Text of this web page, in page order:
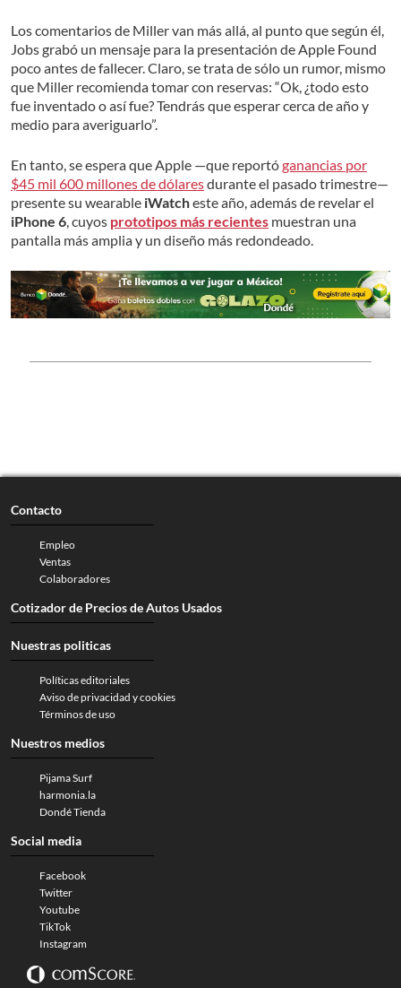
Los comentarios de Miller van más allá, al punto que según él,
Jobs grabó un mensaje para la presentación de Apple Found
poco antes de fallecer. Claro, se trata de sólo un rumor, mismo
que Miller recomienda tomar con reservas: “Ok, ¿todo esto
fue inventado o así fue? Tendrás que esperar cerca de año y
medio para averiguarlo”.
En tanto, se espera que Apple —que reportóganancias por
$45 mil 600 millones de dólaresdurante el pasado trimestre—
presente su wearable iWatcheste año, además de revelar el
iPhone 6, cuyos prototipos más recientes muestran una
pantalla más amplia y un diseño más redondeado.
Contacto
Empleo
Ventas
Colaboradores
Cotizador de Precios de Autos Usados
Nuestras politicas
Políticas editoriales
Aviso de privacidad y cookies
Términos de uso
Nuestros medios
Pijama Surf
harmonia.la
Dondé Tienda
Social media
Facebook
Twitter
Youtube
TikTok
Instagram